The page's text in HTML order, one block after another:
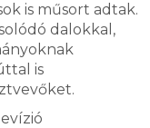
is műsort adtak.
dalokkal,
is